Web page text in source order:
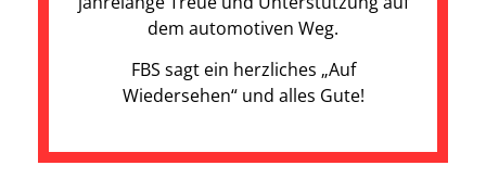
dem automotiven Weg.
FBS sagt ein herzliches „Auf
Wiedersehen“ und alles Gute!